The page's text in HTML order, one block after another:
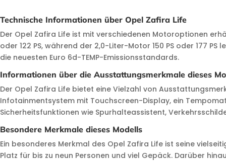
Technische Informationen über Opel Zafira Life
Der Opel Zafira Life ist mit verschiedenen Motoroptionen
oder 122 PS, während der 2,0-Liter-Motor 150 PS oder 177
die neuesten Euro 6d-TEMP-Emissionsstandards.
Informationen über die Ausstattungsmerkmale dieses
Der Opel Zafira Life bietet eine Vielzahl von
Infotainmentsystem mit Touchscreen-Display, ein
Sicherheitsfunktionen wie Spurhalteassistent,
Besondere Merkmale dieses Modells
Ein besonderes Merkmal des Opel Zafira Life ist seine
Platz für bis zu neun Personen und viel Gepäck. Darüber